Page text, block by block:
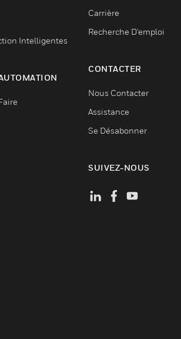
Intelligentes
Carrière
Recherche D'emploi
CONTACTER
Nous Contacter
Assistance
Se Désabonner
SUIVEZ-NOUS